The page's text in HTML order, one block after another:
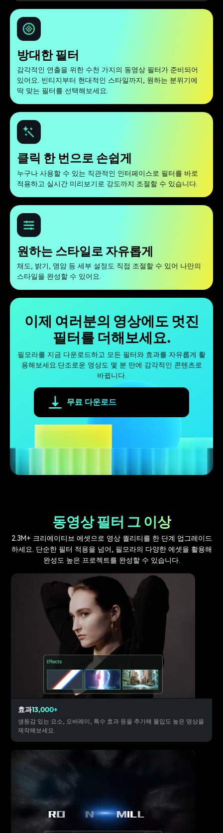
방대한 필터
감각적인 연출을 위한 수천 가지의 동영상 필터가 준비되어
있어요. 빈티지부터 현대적인 스타일까지, 원하는 분위기에
딱 맞는 필터를 선택해보세요.
클릭 한 번으로 손쉽게
누구나 사용할 수 있는 직관적인 인터페이스로 필터를 바로
적용하고 실시간 미리보기로 강도까지 조절할 수 있습니다.
원하는 스타일로 자유롭게
채도, 밝기, 명암 등 세부 설정도 직접 조절할 수 있어 나만의
스타일을 완성할 수 있어요.
이제 여러분의 영상에도 멋진
필터를 더해보세요.
필모라를 지금 다운로드하고 모든 필터와 효과를 자유롭게 활
용해보세요.단조로운 영상도 몇 분 만에 감각적인 콘텐츠로
바뀝니다.
무료 다운로드
동영상 필터 그 이상
2.3M+ 크리에이티브 에셋으로 영상 퀄리티를 한 단계 업그레이드
하세요. 단순한 필터 적용을 넘어, 필모라의 다양한 에셋을 활용해
완성도 높은 프로젝트를 완성할 수 있습니다.
효과13,000+
생동감 있는 요소, 오버레이, 특수 효과 등을 추가해 몰입도 높은 영상을
제작해보세요.